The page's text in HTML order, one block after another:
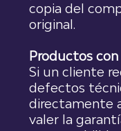
copia del
original.
Productos
Si un cliente
defectos
directamente
valer la